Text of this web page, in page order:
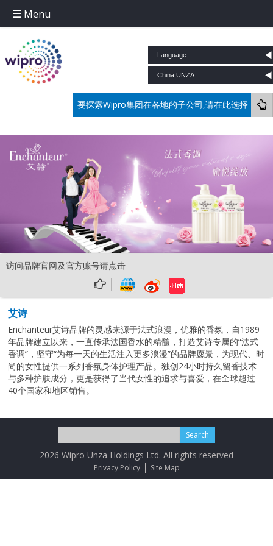
要探索Wipro集团在各地的子公司,请在此选择
Menu
访问品牌官网及官方账号请点击
艾诗
Enchanteur艾诗品牌的灵感来源于法式浪漫，优雅的香氛，自1989
年品牌建立以来，一直传承法国香水的精髓，打造艾诗专属的“法式
香调”，坚守“为每一天的生活注入更多浪漫”的品牌愿景，为现代、时
尚的女性提供一系列香氛身体护理产品。独创24小时持久留香技术
与多种护肤成分，更是获得了当代女性的追求与喜爱，在全球超过
40个国家和地区销售。
2026 Wipro Unza Holdings Ltd. All rights reserved
Privacy Policy Site Map